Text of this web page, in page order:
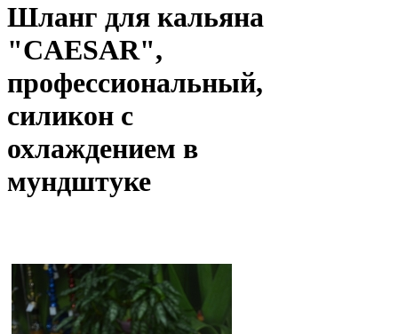
Шланг для кальяна
"CAESAR",
профессиональный,
силикон с
охлаждением в
мундштуке